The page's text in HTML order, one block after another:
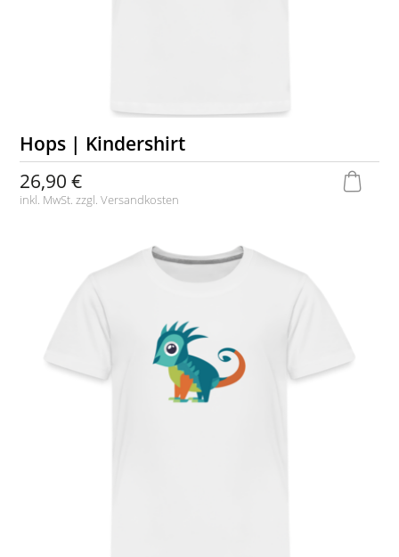
Hops | Kindershirt
26,90 €
inkl. MwSt. zzgl.Versandkosten